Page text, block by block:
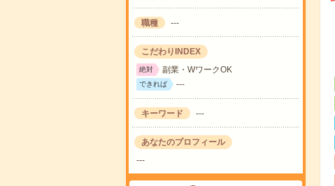
職種 ---
こだわりINDEX
絶対 副業・WワークOK
できれば ---
キーワード ---
あなたのプロフィール
---